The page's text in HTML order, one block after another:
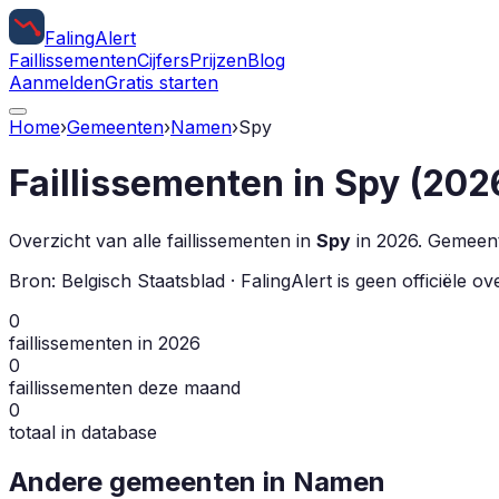
FalingAlert
FaillissementenCijfersPrijzenBlog
AanmeldenGratis starten
Home›Gemeenten›Namen›Spy
Faillissementen in Spy (
Overzicht van alle faillissementen in Spy in 2026.
Bron: Belgisch Staatsblad · FalingAlert is geen officiële
0
faillissementen in 2026
0
faillissementen deze maand
0
totaal in database
Andere gemeenten in Namen